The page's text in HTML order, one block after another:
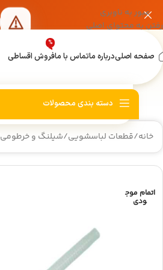
عبور به ناوبری
رفتن به محتوای اصلی
صفحه اصلیدرباره ماتماس با مافروش اقساطی
%
دسته بندی محصولات
خانه/قطعات لباسشویی/شیلنگ و خرطومی
اتمام موج
ودی